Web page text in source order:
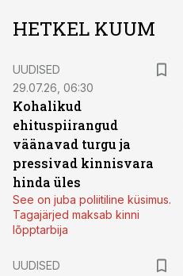
HETKEL KUUM
UUDISED
29.07.26, 06:30
Kohalikud
ehituspiirangud
väänavad turgu ja
pressivad kinnisvara
hinda üles
See on juba poliitiline küsimus.
Tagajärjed maksab kinni
lõpptarbija
UUDISED